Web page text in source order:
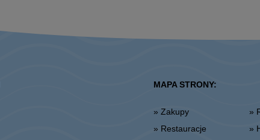
MAPA STRONY:
» Zakupy
» Restauracje